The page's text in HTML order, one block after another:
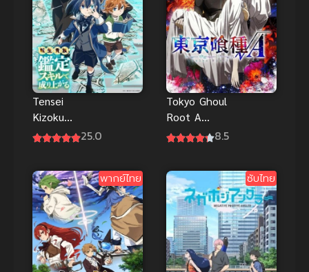
Tensei
Kizoku
Kantei Skill25.0
Tokyo Ghoul
Root A
(2015) ผีปอบ
8.5
พากย์ไทย ซับไทย